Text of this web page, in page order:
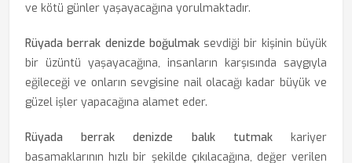
ve kötü günler yaşayacağına yorulmaktadır.
Rüyada berrak denizde boğulmaksevdiği bir kişinin büyük
bir üzüntü yaşayacağına, insanların karşısında saygıyla
eğileceği ve onların sevgisine nail olacağı kadar büyük ve
güzel işler yapacağına alamet eder.
Rüyada berrak denizde balık tutmakkariyer
basamaklarının hızlı bir şekilde çıkılacağına, değer verilen